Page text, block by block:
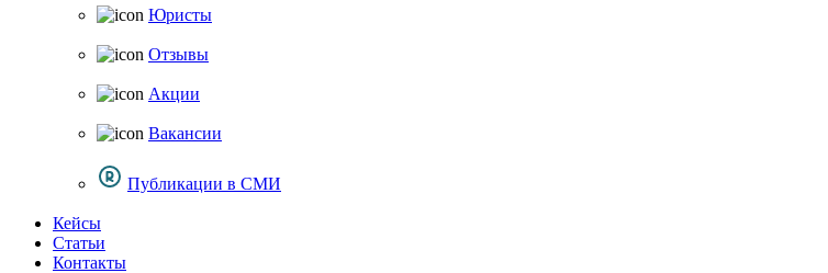
Юристы
Отзывы
Акции
Вакансии
Публикации в СМИ
Кейсы
Статьи
Контакты